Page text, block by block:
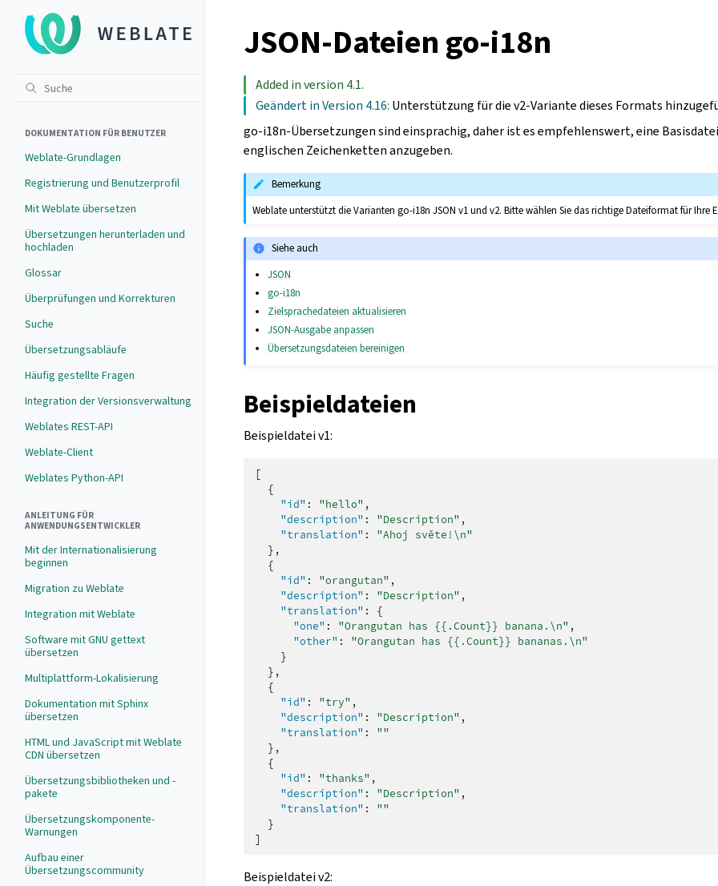
DOKUMENTATION FÜR BENUTZER
Weblate-Grundlagen
Registrierung und Benutzerprofil
Mit Weblate übersetzen
Übersetzungen herunterladen und
hochladen
Glossar
Überprüfungen und Korrekturen
Suche
Übersetzungsabläufe
Häufig gestellte Fragen
Integration der Versionsverwaltung
Weblates REST-API
Weblate-Client
Weblates Python-API
ANLEITUNG FÜR
ANWENDUNGSENTWICKLER
Mit der Internationalisierung
beginnen
Migration zu Weblate
Integration mit Weblate
Software mit GNU gettext
übersetzen
Multiplattform-Lokalisierung
Dokumentation mit Sphinx
übersetzen
HTML und JavaScript mit Weblate
CDN übersetzen
Übersetzungsbibliotheken und -
pakete
Übersetzungskomponente-
Warnungen
Aufbau einer
Übersetzungscommunity
JSON-Dateien go-i18n
Added in version 4.1.
Geändert in Version 4.16: Unterstützung für die v2-Variante dieses Formats
go-i18n-Übersetzungen sind einsprachig, daher ist es empfehlenswert, eine
englischen Zeichenketten anzugeben.
Bemerkung
Weblate unterstützt die Varianten go-i18n JSON v1 und v2. Bitte wählen Sie das richtige Dateiformat für Ihre
Siehe auch
JSON
go-i18n
Zielsprachedateien aktualisieren
JSON-Ausgabe anpassen
Übersetzungsdateien bereinigen
Beispieldateien
Beispieldatei v1:
[
{
"id" : "hello" ,
"description" : "Description" ,
"translation" :
"Ahoj světe!\n"
},
{
"id" : "orangutan" ,
"description" : "Description" ,
"translation" :
{
"one" : "Orangutan has {{.Count}} banana.\n" ,
"other" :
"Orangutan has {{.Count}} bananas.\n"
}
},
{
"id" : "try" ,
"description" : "Description" ,
"translation" :
""
},
{
"id" : "thanks" ,
"description" : "Description" ,
"translation" :
""
}
]
Beispieldatei v2: